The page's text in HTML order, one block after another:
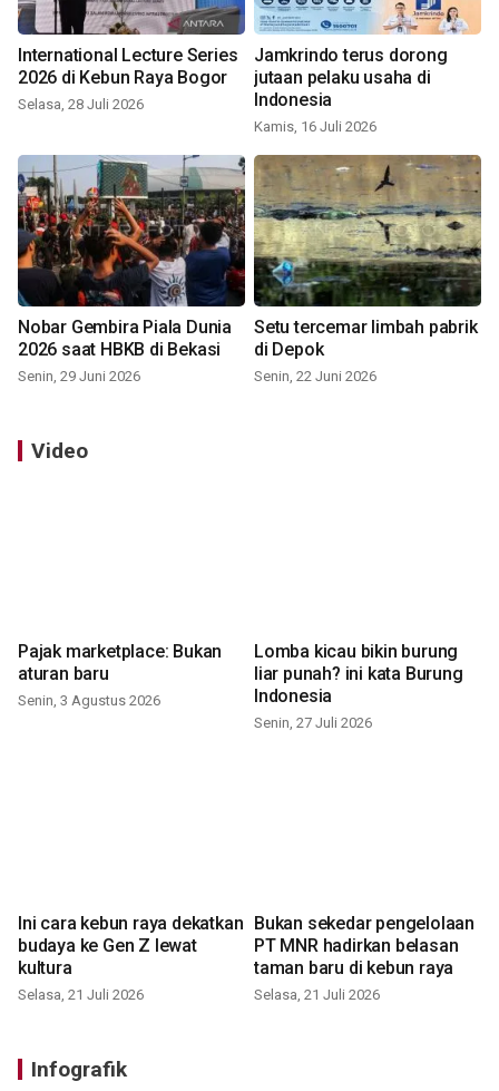
International Lecture Series
2026 di Kebun Raya Bogor
Selasa, 28 Juli 2026
Jamkrindo terus dorong
jutaan pelaku usaha di
Indonesia
Kamis, 16 Juli 2026
Nobar Gembira Piala Dunia
2026 saat HBKB di Bekasi
Senin, 29 Juni 2026
Setu tercemar limbah pabrik
di Depok
Senin, 22 Juni 2026
Video
Pajak marketplace: Bukan
aturan baru
Senin, 3 Agustus 2026
Lomba kicau bikin burung
liar punah? ini kata Burung
Indonesia
Senin, 27 Juli 2026
Ini cara kebun raya dekatkan
budaya ke Gen Z lewat
kultura
Selasa, 21 Juli 2026
Bukan sekedar pengelolaan
PT MNR hadirkan belasan
taman baru di kebun raya
Selasa, 21 Juli 2026
Infografik